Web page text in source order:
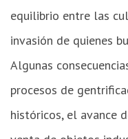
equilibrio entre las
invasión de quienes
Algunas
procesos de
históricos, el avance